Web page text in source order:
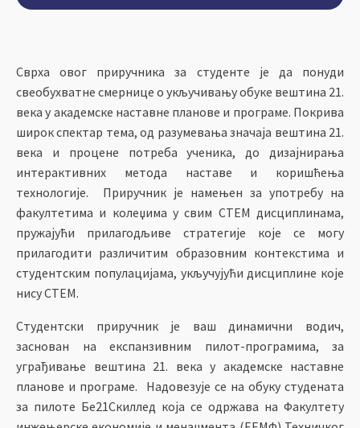
Сврха овог приручника за студенте је да понуди
свеобухватне смернице о укључивању обуке вештина 21.
века у академске наставне планове и програме. Покрива
широк спектар тема, од разумевања значаја вештина 21.
века и процене потреба ученика, до дизајнирања
интерактивних метода наставе и коришћења
технологије. Приручник је намењен за употребу на
факултетима и колеџима у свим СТЕМ дисциплинама,
пружајући прилагодљиве стратегије које се могу
прилагодити различитим образовним контекстима и
студентским популацијама, укључујући дисциплине које
нису СТЕМ.
Студентски приручник је ваш динамични водич,
заснован на експанзивним пилот-програмима, за
уграђивање вештина 21. века у академске наставне
планове и програме. Надовезује се на обуку студената
за пилоте Бе21Скиллед која се одржава на Факултету